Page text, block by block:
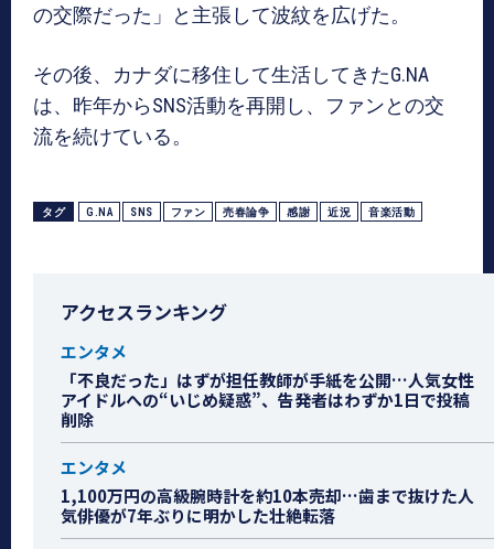
の交際だった」と主張して波紋を広げた。
その後、カナダに移住して生活してきたG.NA
は、昨年からSNS活動を再開し、ファンとの交
流を続けている。
タグ G.NA SNS ファン 売春論争 感謝 近況 音楽活動
アクセスランキング
エンタメ
「不良だった」はずが担任教師が手紙を公開…人気女性
アイドルへの“いじめ疑惑”、告発者はわずか1日で投稿
削除
エンタメ
1,100万円の高級腕時計を約10本売却…歯まで抜けた人
気俳優が7年ぶりに明かした壮絶転落